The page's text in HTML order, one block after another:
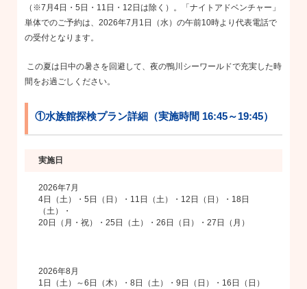
（ ※7 月 4日・ 5 日・ 11 日・ 12 日は除く）。「ナイトアドベンチャー」
単体でのご予約は、 2026年7 月 1 日（水）の午前10時より代表電話で
の受付となります。
この夏は日中の暑さを回避して、夜の鴨川シーワールドで充実した時
間をお過ごしください。
①水族館探検プラン詳細（実施時間 16:45～19:45）
実施日
2026年7月
4日（土）・5日（日）・11日（土）・12日（日）・18日
（土）・
20日（月・祝）・25日（土）・26日（日）・27日（月）
2026年8月
1日（土）～6日（木）・8日（土）・9日（日）・16日（日）